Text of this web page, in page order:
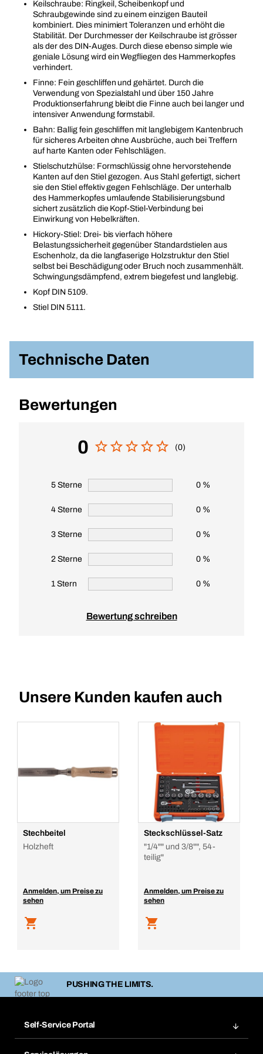
Keilschraube: Ringkeil, Scheibenkopf und
Schraubgewinde sind zu einem einzigen Bauteil
kombiniert. Dies minimiert Toleranzen und erhöht die
Stabilität. Der Durchmesser der Keilschraube ist grösser
als der des DIN-Auges. Durch diese ebenso simple wie
geniale Lösung wird ein Wegfliegen des Hammerkopfes
verhindert.
Finne: Fein geschliffen und gehärtet. Durch die
Verwendung von Spezialstahl und über 150 Jahre
Produktionserfahrung bleibt die Finne auch bei langer und
intensiver Anwendung formstabil.
Bahn: Ballig fein geschliffen mit langlebigem Kantenbruch
für sicheres Arbeiten ohne Ausbrüche, auch bei Treffern
auf harte Kanten oder Fehlschlägen.
Stielschutzhülse: Formschlüssig ohne hervorstehende
Kanten auf den Stiel gezogen. Aus Stahl gefertigt, sichert
sie den Stiel effektiv gegen Fehlschläge. Der unterhalb
des Hammerkopfes umlaufende Stabilisierungsbund
sichert zusätzlich die Kopf-Stiel-Verbindung bei
Einwirkung von Hebelkräften.
Hickory-Stiel: Drei- bis vierfach höhere
Belastungssicherheit gegenüber Standardstielen aus
Eschenholz, da die langfaserige Holzstruktur den Stiel
selbst bei Beschädigung oder Bruch noch zusammenhält.
Schwingungsdämpfend, extrem biegefest und langlebig.
Kopf DIN 5109.
Stiel DIN 5111.
Technische Daten
Bewertungen
0 (0)
5 Sterne 0 %
4 Sterne 0 %
3 Sterne 0 %
2 Sterne 0 %
1 Stern 0 %
Bewertung schreiben
Unsere Kunden kaufen auch
Stechbeitel
Holzheft
Anmelden, um Preise zu
sehen
Steckschlüssel-Satz
"1/4"" und 3/8"", 54-
teilig"
Anmelden, um Preise zu
sehen
PUSHING THE LIMITS.
Self-Service Portal